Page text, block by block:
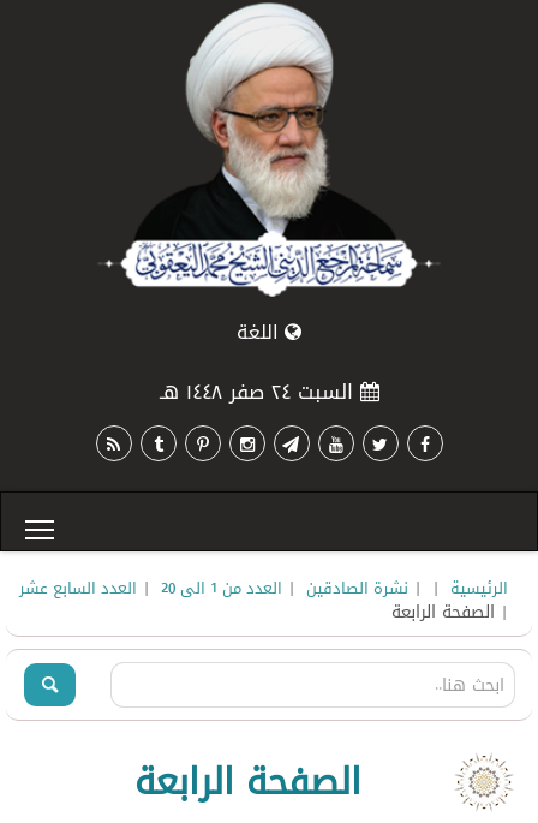
اللغة
السبت ٢٤ صفر ١٤٤٨ هـ
الرئيسية |
| نشرة الصادقين | العدد من 1 الى 20 | العدد السابع عشر
| الصفحة الرابعة
الصفحة الرابعة